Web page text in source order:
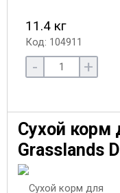
11.4 кг
Код: 104911
- +
Сухой корм
Grasslands